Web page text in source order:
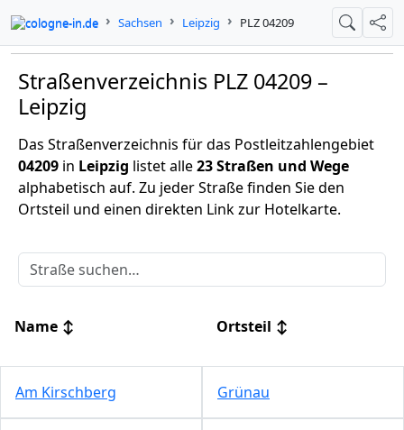
cologne-in.de Sachsen Leipzig PLZ 04209 Suche
Straßenverzeichnis PLZ 04209 –
Leipzig
Das Straßenverzeichnis für das Postleitzahlengebiet
04209 in Leipzig listet alle23 Straßen und Wege
alphabetisch auf. Zu jeder Straße finden Sie den
Ortsteil und einen direkten Link zur Hotelkarte.
Name ↕ Ortsteil ↕
Am Kirschberg Grünau